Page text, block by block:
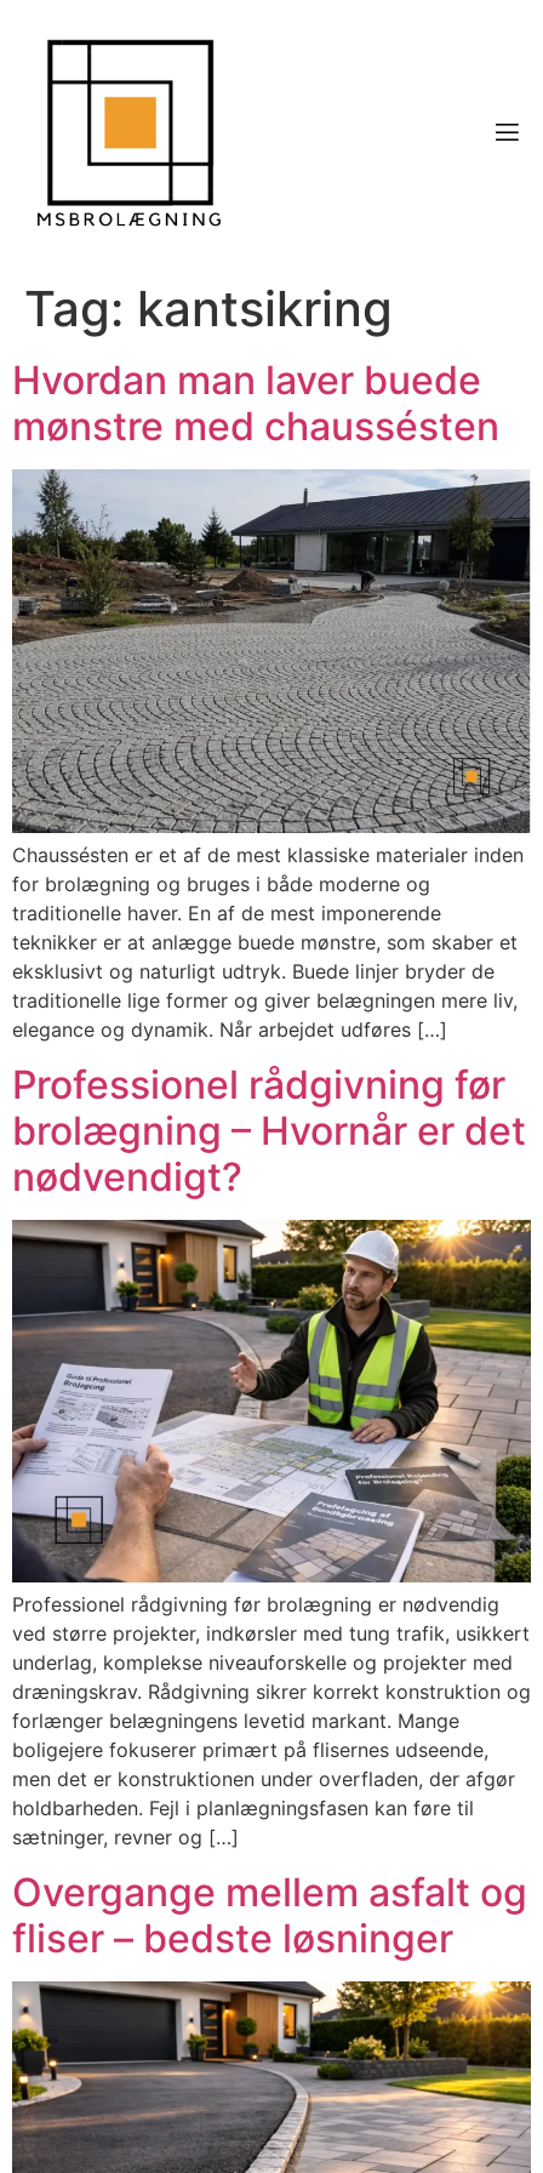
Tag: kantsikring
Hvordan man laver buede
mønstre med chaussésten
Chaussésten er et af de mest klassiske materialer inden
for brolægning og bruges i både moderne og
traditionelle haver. En af de mest imponerende
teknikker er at anlægge buede mønstre, som skaber et
eksklusivt og naturligt udtryk. Buede linjer bryder de
traditionelle lige former og giver belægningen mere liv,
elegance og dynamik. Når arbejdet udføres […]
Professionel rådgivning før
brolægning – Hvornår er det
nødvendigt?
Professionel rådgivning før brolægning er nødvendig
ved større projekter, indkørsler med tung trafik, usikkert
underlag, komplekse niveauforskelle og projekter med
dræningskrav. Rådgivning sikrer korrekt konstruktion og
forlænger belægningens levetid markant. Mange
boligejere fokuserer primært på flisernes udseende,
men det er konstruktionen under overfladen, der afgør
holdbarheden. Fejl i planlægningsfasen kan føre til
sætninger, revner og […]
Overgange mellem asfalt og
fliser – bedste løsninger